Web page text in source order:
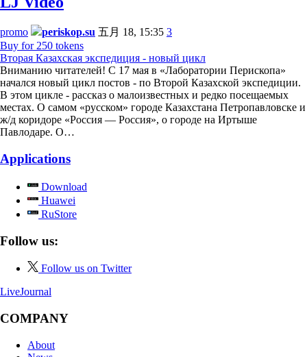
promo periskop.su 五月 18, 15:35 3
Buy for 250 tokens
Вторая Казахская экспедиция - новый цикл
Вниманию читателей! С 17 мая в «Лаборатории Перископа»
начался новый цикл постов - по Второй Казахской экспедиции.
В этом цикле - рассказ о малоизвестных и редко посещаемых
местах. О самом «русском» городе Казахстана Петропавловске и
ж/д коридоре «Россия — Россия», о городе на Иртыше
Павлодаре. О…
Applications
Download
Huawei
RuStore
Follow us:
Follow us on Twitter
LiveJournal
COMPANY
About